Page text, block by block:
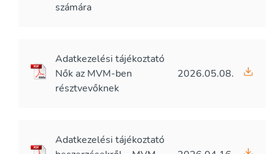
számára
Adatkezelési tájékoztató
Nők az MVM-ben
résztvevőknek
2026.05.08.
Adatkezelési tájékoztató